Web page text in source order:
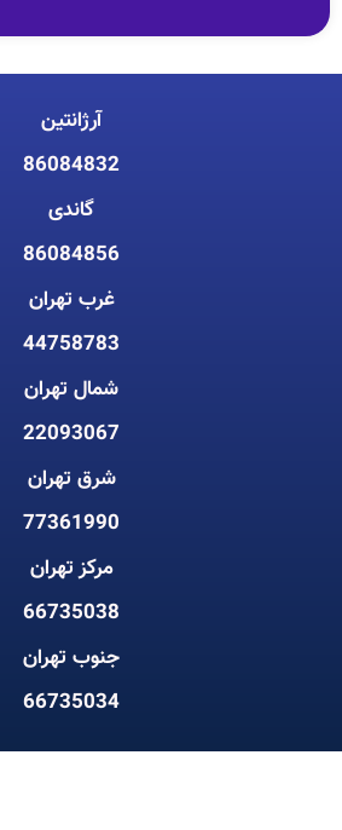
آرژانتین
86084832
گاندی
86084856
غرب تهران
44758783
شمال تهران
22093067
شرق تهران
77361990
مرکز تهران
66735038
جنوب تهران
66735034